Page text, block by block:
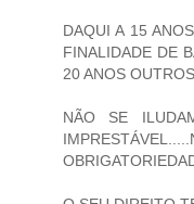
DAQUI A 15
FINALIDADE DE
20 ANOS
NÃO SE